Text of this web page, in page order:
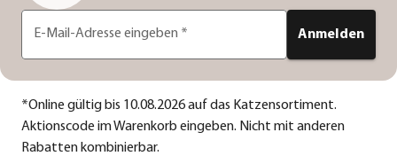
E-Mail-Adresse eingeben * Anmelden
*Online gültig bis 10.08.2026 auf das Katzensortiment.
Aktionscode im Warenkorb eingeben. Nicht mit anderen
Rabatten kombinierbar.